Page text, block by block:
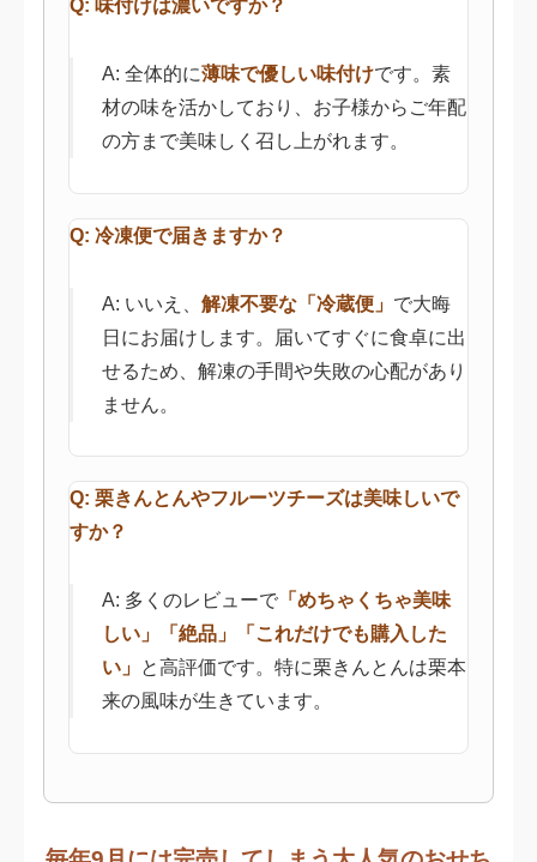
Q: 味付けは濃いですか？
A: 全体的に薄味で優しい味付けです。素
材の味を活かしており、お子様からご年配
の方まで美味しく召し上がれます。
Q: 冷凍便で届きますか？
A: いいえ、 解凍不要な「冷蔵便」 で大晦
日にお届けします。届いてすぐに食卓に出
せるため、解凍の手間や失敗の心配があり
ません。
Q: 栗きんとんやフルーツチーズは美味しいで
すか？
A: 多くのレビューで 「めちゃくちゃ美味
しい」「絶品」「これだけでも購入した
い」 と高評価です。特に栗きんとんは栗本
来の風味が生きています。